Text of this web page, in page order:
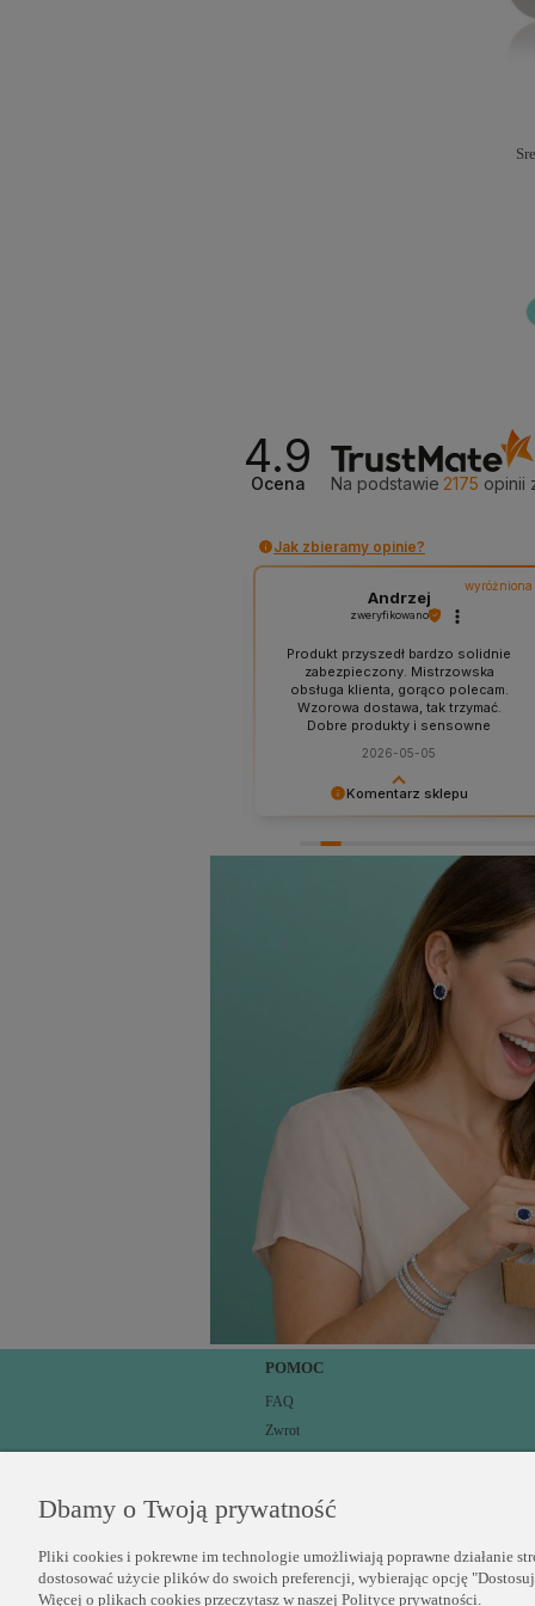
4.9
Ocena Na podstawie 2175 opinii
Jak zbieramy opinie?
Komentarz sklepu
się na przyszłość 😉
wyróżniona
Andrzej
zweryfikowano
Produkt przyszedł bardzo solidnie
zabezpieczony. Mistrzowska
obsługa klienta, gorąco polecam.
Wzorowa dostawa, tak trzymać.
Dobre produkty i sensowne
2026-05-05
POMOC
FAQ
Zwrot
Wysyłka
Jak zmierzyć rozmiar pierścionka?
Dbamy o Twoją prywatność
Pliki cookies i pokrewne im technologie umożliwiają poprawne działanie
dostosować użycie plików do swoich preferencji, wybierając opcję
Więcej o plikach cookies przeczytasz w naszej Polityce prywatności.